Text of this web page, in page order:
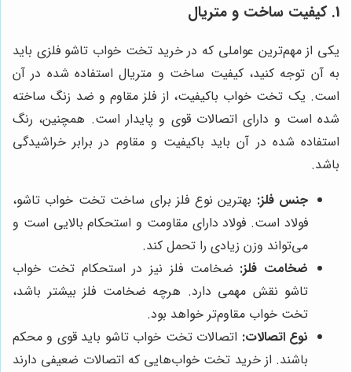
1. کیفیت ساخت و متریال
یکی از مهم‌ترین عواملی که در خرید تخت خواب تاشو فلزی باید
به آن توجه کنید، کیفیت ساخت و متریال استفاده شده در آن
است. یک تخت خواب باکیفیت، از فلز مقاوم و ضد زنگ ساخته
شده است و دارای اتصالات قوی و پایدار است. همچنین، رنگ
استفاده شده در آن باید باکیفیت و مقاوم در برابر خراشیدگی
باشد.
جنس فلز: بهترین نوع فلز برای ساخت تخت خواب تاشو،
فولاد است. فولاد دارای مقاومت و استحکام بالایی است و
می‌تواند وزن زیادی را تحمل کند.
ضخامت فلز: ضخامت فلز نیز در استحکام تخت خواب
تاشو نقش مهمی دارد. هرچه ضخامت فلز بیشتر باشد،
تخت خواب مقاوم‌تر خواهد بود.
نوع اتصالات: اتصالات تخت خواب تاشو باید قوی و محکم
باشند. از خرید تخت خواب‌هایی که اتصالات ضعیفی دارند